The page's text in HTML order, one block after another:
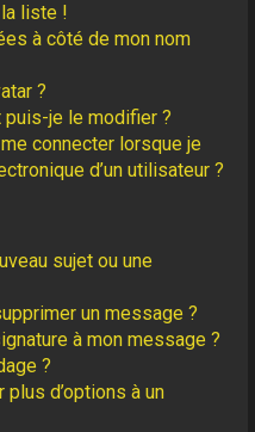
la liste !
à côté de mon nom
?
puis-je le modifier ?
connecter lorsque je
d’un utilisateur ?
sujet ou une
un message ?
à mon message ?
?
d’options à un